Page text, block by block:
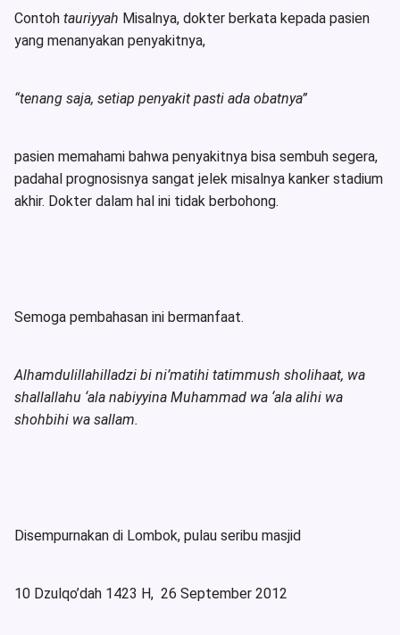
Contoh tauriyyah Misalnya, dokter berkata kepada pasien
yang menanyakan penyakitnya,
“tenang saja, setiap penyakit pasti ada obatnya”
pasien memahami bahwa penyakitnya bisa sembuh segera,
padahal prognosisnya sangat jelek misalnya kanker stadium
akhir. Dokter dalam hal ini tidak berbohong.
Semoga pembahasan ini bermanfaat.
Alhamdulillahilladzi bi ni’matihi tatimmush sholihaat, wa
shallallahu ‘ala nabiyyina Muhammad wa ‘ala alihi wa
shohbihi wa sallam.
Disempurnakan di Lombok, pulau seribu masjid
10 Dzulqo’dah 1423 H, 26 September 2012